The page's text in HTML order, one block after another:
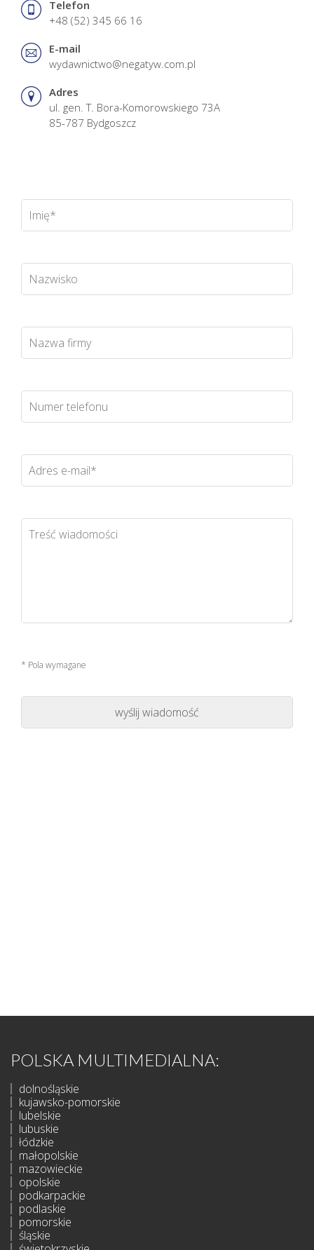
Telefon
+48 (52) 345 66 16
E-mail
wydawnictwo@negatyw.com.pl
Adres
ul. gen. T. Bora-Komorowskiego 73A
85-787 Bydgoszcz
* Pola wymagane
POLSKA MULTIMEDIALNA:
dolnośląskie
kujawsko-pomorskie
lubelskie
lubuskie
łódzkie
małopolskie
mazowieckie
opolskie
podkarpackie
podlaskie
pomorskie
śląskie